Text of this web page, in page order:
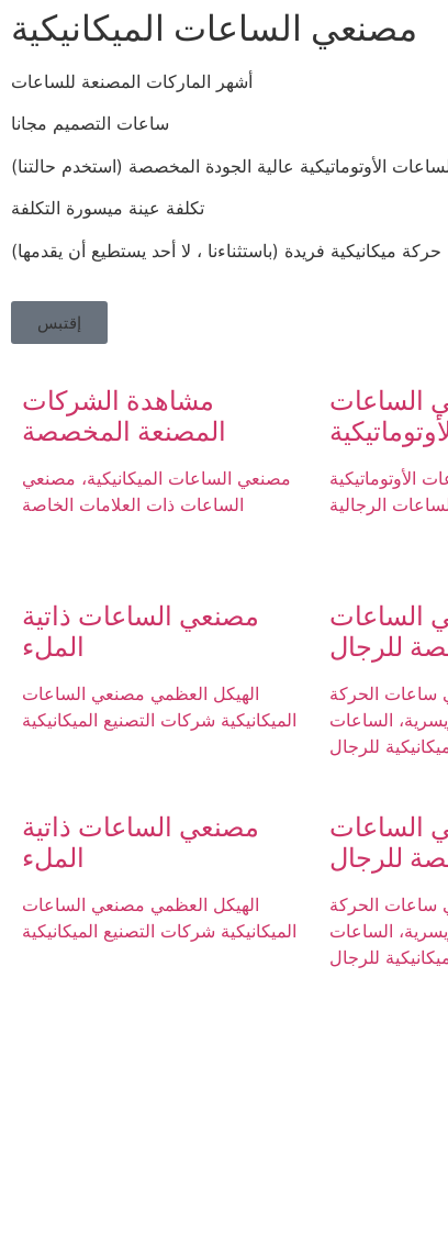
مصنعي الساعات الميكانيكية
أشهر الماركات المصنعة للساعات
ساعات التصميم مجانا
تكلفة عينة ميسورة التكلفة
حركة ميكانيكية فريدة (باستثناءنا ، لا أحد يستطيع أن يقدمها)
إقتبس
مشاهدة الشركات
المصنعة المخصصة
مصنعي الساعات الميكانيكية، مصنعي
الساعات ذات العلامات الخاصة
الساعات
الأوتوماتيكية
الرجالية
مصنعي الساعات ذاتية
الملء
الهيكل العظمي مصنعي الساعات
الميكانيكية شركات التصنيع الميكانيكية
الساعات
للرجال
ساعات الحركة
الساعات
للرجال
مصنعي الساعات ذاتية
الملء
الهيكل العظمي مصنعي الساعات
الميكانيكية شركات التصنيع الميكانيكية
الساعات
للرجال
ساعات الحركة
الساعات
للرجال